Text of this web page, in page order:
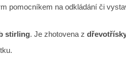
pomocníkem na odkládání či
stirling. Je zhotovena z